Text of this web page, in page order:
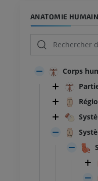
ANATOMIE
Corps